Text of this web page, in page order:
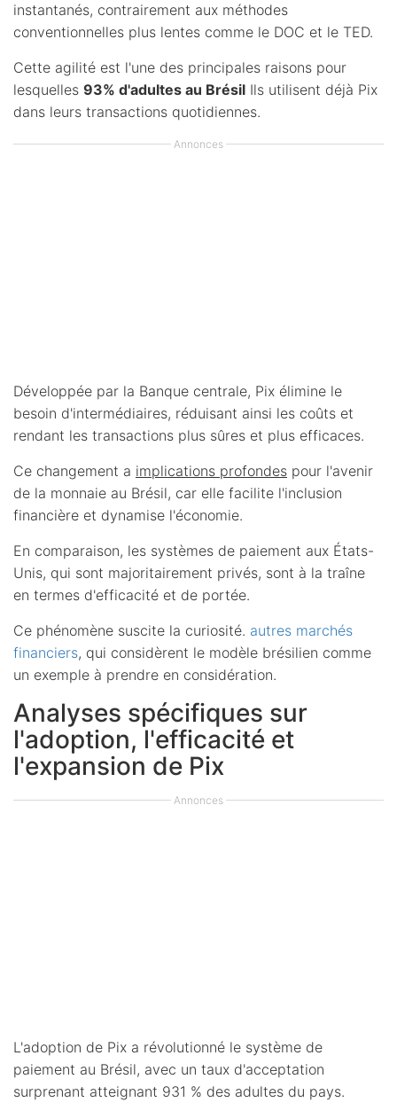
instantanés, contrairement aux méthodes
conventionnelles plus lentes comme le DOC et le TED.
Cette agilité est l'une des principales raisons pour
lesquelles 93% d'adultes au Brésil Ils utilisent déjà Pix
dans leurs transactions quotidiennes.
Annonces
Développée par la Banque centrale, Pix élimine le
besoin d'intermédiaires, réduisant ainsi les coûts et
rendant les transactions plus sûres et plus efficaces.
Ce changement a implications profondes pour l'avenir
de la monnaie au Brésil, car elle facilite l'inclusion
financière et dynamise l'économie.
En comparaison, les systèmes de paiement aux États-
Unis, qui sont majoritairement privés, sont à la traîne
en termes d'efficacité et de portée.
Ce phénomène suscite la curiosité. autres marchés
financiers, qui considèrent le modèle brésilien comme
un exemple à prendre en considération.
Analyses spécifiques sur
l'adoption, l'efficacité et
l'expansion de Pix
Annonces
L'adoption de Pix a révolutionné le système de
paiement au Brésil, avec un taux d'acceptation
surprenant atteignant 931 % des adultes du pays.